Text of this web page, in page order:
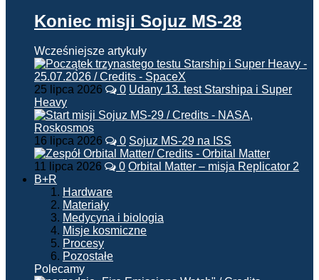
Koniec misji Sojuz MS-28
Wcześniejsze artykuły
25 lipca 2026 0 Udany 13. test Starshipa i Super
Heavy
16 lipca 2026 0 Sojuz MS-29 na ISS
11 lipca 2026 0 Orbital Matter – misja Replicator 2
B+R
Hardware
Materiały
Medycyna i biologia
Misje kosmiczne
Procesy
Pozostałe
Polecamy